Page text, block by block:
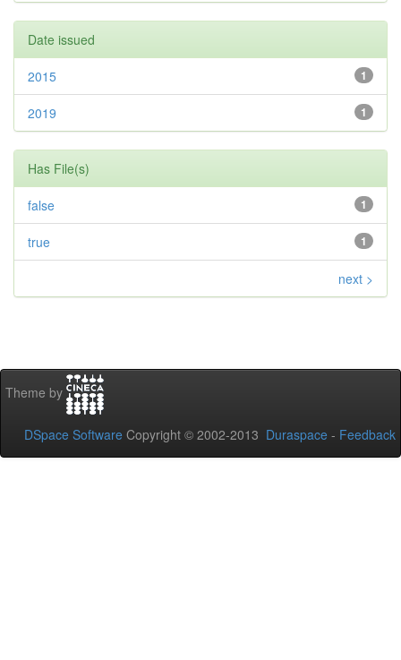
Date issued
1
2015
1
2019
Has File(s)
1
false
1
true
next >
Theme by
DSpace Software Copyright © 2002-2013 Duraspace - Feedback